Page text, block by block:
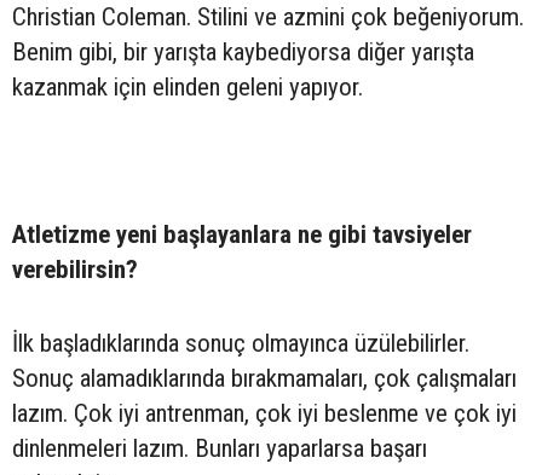
Christian Coleman. Stilini ve azmini çok beğeniyorum.
Benim gibi, bir yarışta kaybediyorsa diğer yarışta
kazanmak için elinden geleni yapıyor.
Atletizme yeni başlayanlara ne gibi tavsiyeler
verebilirsin?
İlk başladıklarında sonuç olmayınca üzülebilirler.
Sonuç alamadıklarında bırakmamaları, çok çalışmaları
lazım. Çok iyi antrenman, çok iyi beslenme ve çok iyi
dinlenmeleri lazım. Bunları yaparlarsa başarı